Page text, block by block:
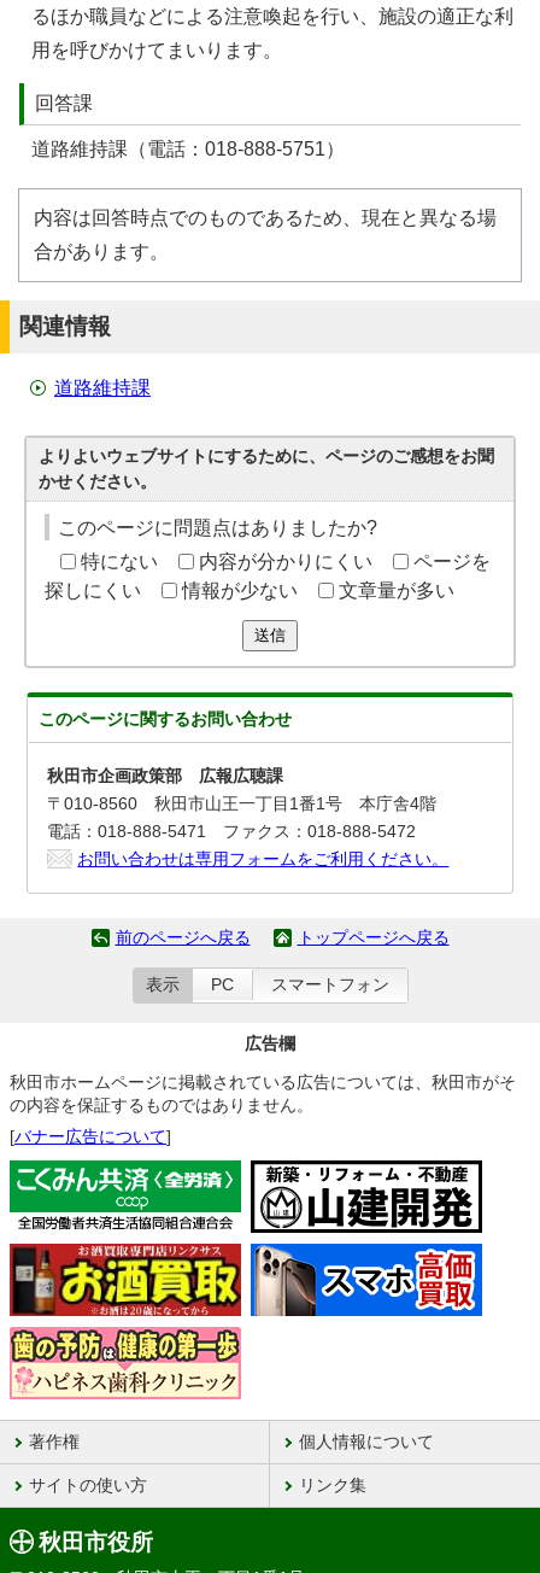
るほか職員などによる注意喚起を行い、施設の適正な利
用を呼びかけてまいります。
回答課
道路維持課（電話：018-888-5751）
内容は回答時点でのものであるため、現在と異なる場
合があります。
関連情報
道路維持課
よりよいウェブサイトにするために、ページのご感想をお聞
かせください。
このページに問題点はありましたか?
特にない
内容が分かりにくい
ページを
探しにくい
情報が少ない 文章量が多い
送信
このページに関するお問い合わせ
秋田市企画政策部 広報広聴課
〒010-8560 秋田市山王一丁目1番1号 本庁舎4階
電話：018-888-5471 ファクス：018-888-5472
お問い合わせは専用フォームをご利用ください。
前のページへ戻る トップページへ戻る
表示 PC スマートフォン
広告欄
秋田市ホームページに掲載されている広告については、秋田市がそ
の内容を保証するものではありません。
[バナー広告について]
著作権 個人情報について
サイトの使い方 リンク集
秋田市役所